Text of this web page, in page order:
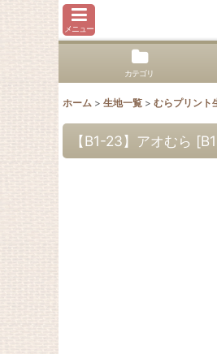
メニュー
カテゴリ
ホーム > 生地一覧 > むらプリント
【B1-23】アオむら [